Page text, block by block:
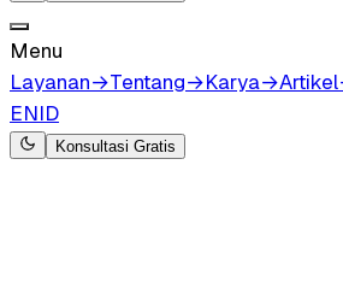
Menu
Layanan→Tentang→Karya→Artikel
ENID
Konsultasi Gratis